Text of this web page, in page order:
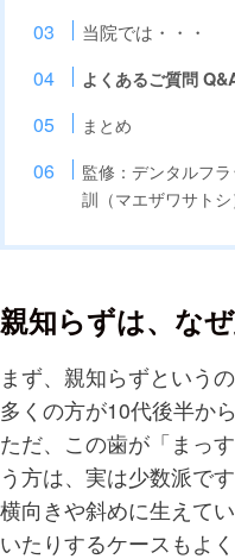
当院では・・・
よくあるご質問
まとめ
監修：デンタルフ
訓（マエザワサトシ
親知らずは、な
まず、親知らずという
多くの方が10代後半か
ただ、この歯が「まっ
う方は、実は少数派です
横向きや斜めに生えて
いたりするケースもよく